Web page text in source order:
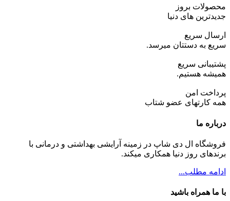
محصولات بروز
جدیدترین های دنیا
ارسال سریع
سریع به دستتان میرسد.
پشتیبانی سریع
همیشه هستیم.
پرداخت امن
همه کارتهای عضو شتاب
درباره ما
فروشگاه ال دی شاپ در زمینه آرایشی بهداشتی و درمانی با
برندهای روز دنیا همکاری میکند.
ادامه مطلب...
با ما همراه باشید